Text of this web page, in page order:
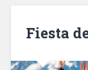
Fiesta